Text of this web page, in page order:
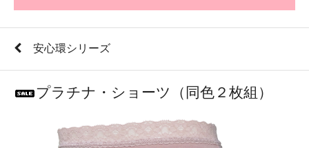
安心環シリーズ
プラチナ・ショーツ（同色２枚組）